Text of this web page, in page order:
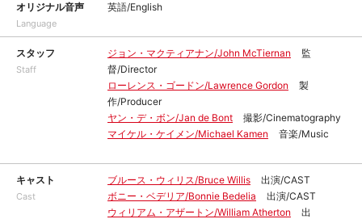
オリジナル音声
Language
英語/English
スタッフ
Staff
ジョン・マクティアナン/John McTiernan
監
督/Director
ローレンス・ゴードン/Lawrence Gordon
製
作/Producer
ヤン・デ・ボン/Jan de Bont
撮影/Cinematography
マイケル・ケイメン/Michael Kamen
音楽/Music
キャスト
Cast
ブルース・ウィリス/Bruce Willis
出演/CAST
ボニー・ベデリア/Bonnie Bedelia
出演/CAST
ウィリアム・アザートン/William Atherton
出